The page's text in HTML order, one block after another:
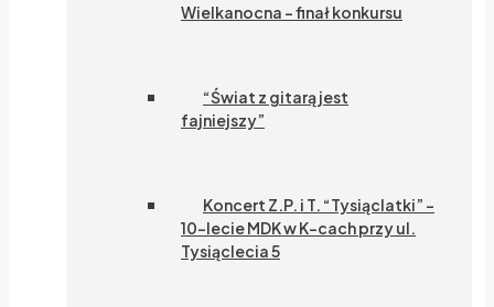
Wielkanocna – finał konkursu
“Świat z gitarą jest
fajniejszy”
Koncert Z.P. i T. “Tysiąclatki” –
10-lecie MDK w K-cach przy ul.
Tysiąclecia 5